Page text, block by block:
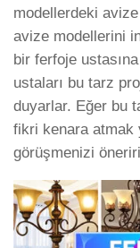
modellerdeki
avize modellerini
bir ferfoje
ustaları bu tarz
duyarlar. Eğer bu
fikri kenara atmak
görüşmenizi